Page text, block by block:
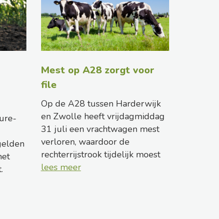
Mest op A28 zorgt voor
file
Op de A28 tussen Harderwijk
en Zwolle heeft vrijdagmiddag
31 juli een vrachtwagen mest
verloren, waardoor de
rechterrijstrook tijdelijk moest
lees meer